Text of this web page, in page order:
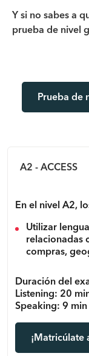
Y si no sabes a
prueba de nivel
Prueba de
A2 - ACCESS
En el nivel A2,
Utilizar
relacionadas
compras,
Duración del
Listening: 20
Speaking: 9 min
¡Matricúlate